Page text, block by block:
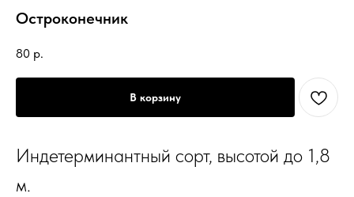
Остроконечник
80 р.
В корзину
Индетерминантный сорт, высотой до 1,8
м.